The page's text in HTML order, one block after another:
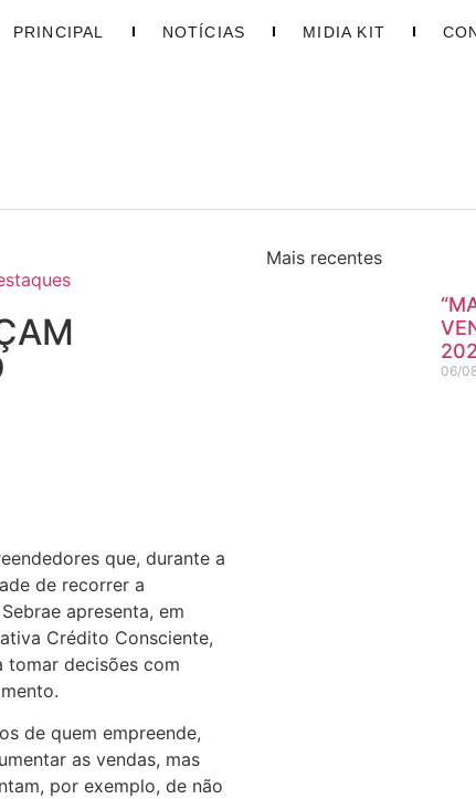
PRINCIPAL NOTÍCIAS MIDIA KIT
que, durante a
de recorrer a
apresenta, em
Crédito Consciente,
tomar decisões com
de quem empreende,
as vendas, mas
por exemplo, de não
Mais recentes
06/